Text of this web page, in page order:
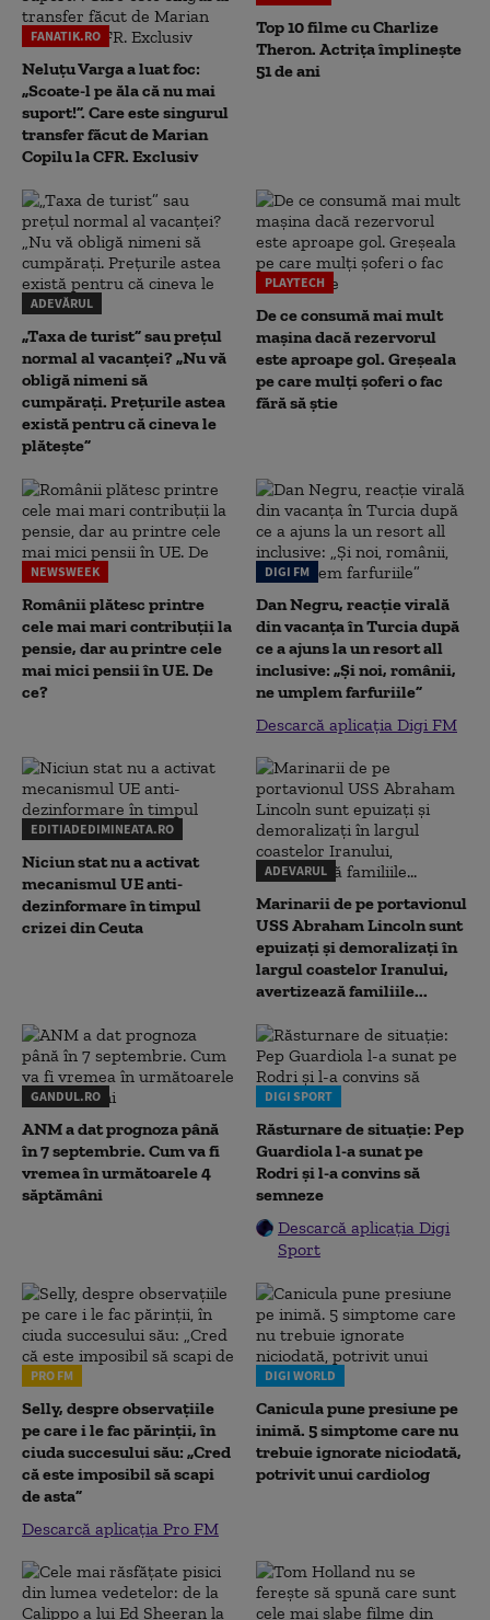
FANATIK.RO
Neluțu Varga a luat foc:
„Scoate-l pe ăla că nu mai
suport!”. Care este singurul
transfer făcut de Marian
Copilu la CFR. Exclusiv
Top 10 filme cu Charlize
Theron. Actrița împlinește
51 de ani
ADEVĂRUL
„Taxa de turist” sau prețul
normal al vacanței? „Nu vă
obligă nimeni să
cumpărați. Prețurile astea
există pentru că cineva le
plătește”
PLAYTECH
De ce consumă mai mult
mașina dacă rezervorul
este aproape gol. Greșeala
pe care mulți șoferi o fac
fără să știe
NEWSWEEK
Românii plătesc printre
cele mai mari contribuții la
pensie, dar au printre cele
mai mici pensii în UE. De
ce?
DIGI FM
Dan Negru, reacție virală
din vacanța în Turcia după
ce a ajuns la un resort all
inclusive: „Și noi, românii,
ne umplem farfuriile”
Descarcă aplicația Digi FM
EDITIADEDIMINEATA.RO
Niciun stat nu a activat
mecanismul UE anti-
dezinformare în timpul
crizei din Ceuta
ADEVARUL
Marinarii de pe portavionul
USS Abraham Lincoln sunt
epuizați și demoralizați în
largul coastelor Iranului,
avertizează familiile...
GANDUL.RO
ANM a dat prognoza până
în 7 septembrie. Cum va fi
vremea în următoarele 4
săptămâni
DIGI SPORT
Răsturnare de situație: Pep
Guardiola l-a sunat pe
Rodri și l-a convins să
semneze
Descarcă aplicația Digi
Sport
PRO FM
Selly, despre observațiile
pe care i le fac părinții, în
ciuda succesului său: „Cred
că este imposibil să scapi
de asta”
Descarcă aplicația Pro FM
DIGI WORLD
Canicula pune presiune pe
inimă. 5 simptome care nu
trebuie ignorate niciodată,
potrivit unui cardiolog